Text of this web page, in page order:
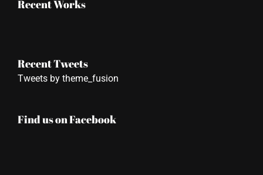
Recent Works
Recent Tweets
Tweets by theme_fusion
Find us on Facebook